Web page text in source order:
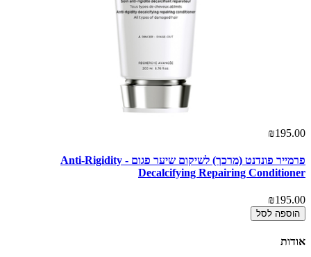
₪195.00
פרמייר פונדנט (מרכך) לשיקום שיער פגום - Anti-Rigidity
Decalcifying Repairing Conditioner
₪195.00
הוספה לסל
אודות